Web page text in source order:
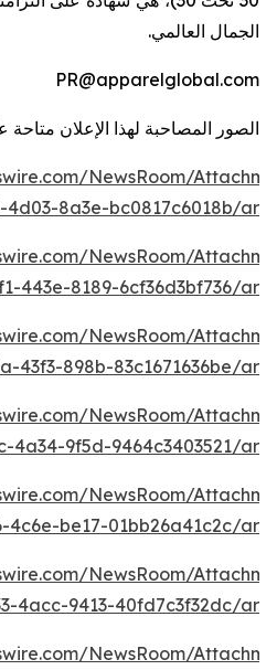
الجمال العالمي.
PR@apparelglobal.com
الصور المصاحبة لهذا الإعلان متاحة
NewsRoom/
4d03-8a3e-bc0817c6018b/ar
NewsRoom/
443e-8189-6cf36d3bf736/ar
NewsRoom/
43f3-898b-83c1671636be/ar
NewsRoom/
4a34-9f5d-9464c3403521/ar
NewsRoom/
4c6e-be17-01bb26a41c2c/ar
NewsRoom/
4acc-9413-40fd7c3f32dc/ar
NewsRoom/